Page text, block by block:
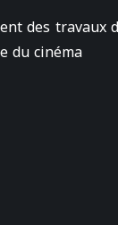
des travaux
du cinéma